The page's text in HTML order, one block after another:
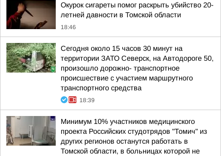
Окурок сигареты помог раскрыть убийство 20-
летней давности в Томской области
18:46
Сегодня около 15 часов 30 минут на
территории ЗАТО Северск, на Автодороге 50,
произошло дорожно- транспортное
происшествие с участием маршрутного
транспортного средства
18:39
Минимум 10% участников медицинского
проекта Российских студотрядов "Томич" из
других регионов останутся работать в
Томской области, в больницах которой не